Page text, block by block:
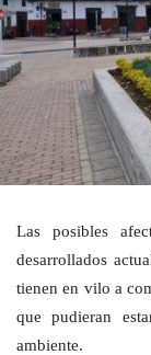
Las posibles
desarrollados
tienen en vilo a
que pudieran
ambiente.